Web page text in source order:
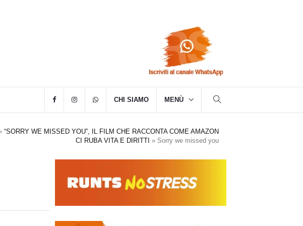
CHI SIAMO MENÙ
“SORRY WE MISSED YOU”, IL FILM CHE RACCONTA COME AMAZON
CI RUBA VITA E DIRITTI » Sorry we missed you